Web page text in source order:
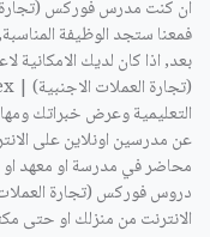
بعد, اذا كان لديك
التعليمية وعرض خبراتك
عن مدرسين اونلاين على
محاضر في مدرسة او معهد او
الانترنت من منزلك او حتى